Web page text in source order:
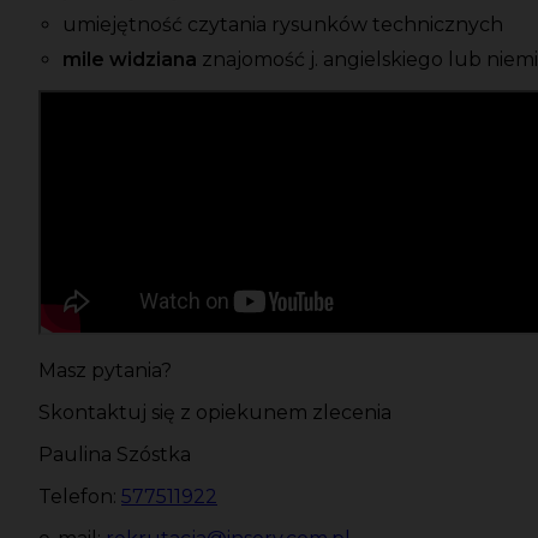
umiejętność czytania rysunków technicznych
mile widziana znajomość j. angielskiego lub
Masz pytania?
Skontaktuj się z opiekunem zlecenia
Paulina Szóstka
Telefon: 577511922